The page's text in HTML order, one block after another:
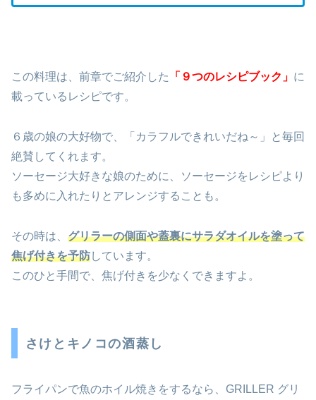
この料理は、前章でご紹介した 「９つのレシピブック」 に
載っているレシピです。
６歳の娘の大好物で、「カラフルできれいだね～」と毎回
絶賛してくれます。
ソーセージ大好きな娘のために、ソーセージをレシピより
も多めに入れたりとアレンジすることも。
その時は、 グリラーの側面や蓋裏にサラダオイルを塗って
焦げ付きを予防しています。
このひと手間で、焦げ付きを少なくできますよ。
さけとキノコの酒蒸し
フライパンで魚のホイル焼きをするなら、GRILLER グリ